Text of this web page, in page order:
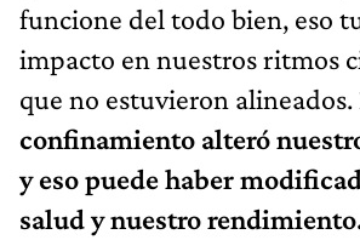
funcione del todo bien, eso
impacto en nuestros ritmos
que no estuvieron alineados.
confinamiento alteró
y eso puede haber
salud y nuestro